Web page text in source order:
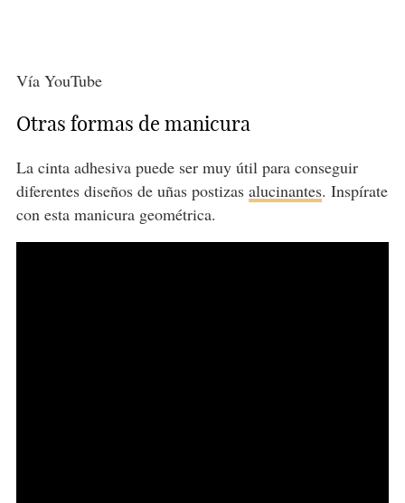
Vía YouTube
Otras formas de manicura
La cinta adhesiva puede ser muy útil para conseguir
diferentes diseños de uñas postizas alucinantes. Inspírate
con esta manicura geométrica.